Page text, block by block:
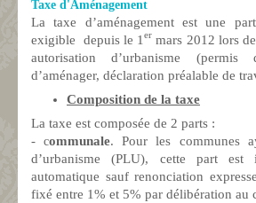
Taxe d'Aménagement
La taxe d’aménagement est une
exigible depuis le 1er mars 2012 lors
autorisation d’urbanisme
d’aménager, déclaration préalable de
Composition de la taxe
La taxe est composée de 2 parts :
-communale. Pour les communes
d’urbanisme (PLU), cette part est
automatique sauf renonciation
fixé entre 1% et 5% par délibération au